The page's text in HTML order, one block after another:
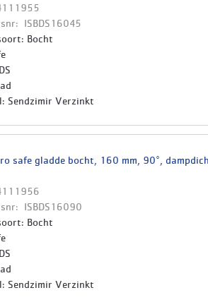
ISBDS16045
Bocht
Sendzimir Verzinkt
safe gladde bocht, 160 mm, 90°,
ISBDS16090
Bocht
Sendzimir Verzinkt